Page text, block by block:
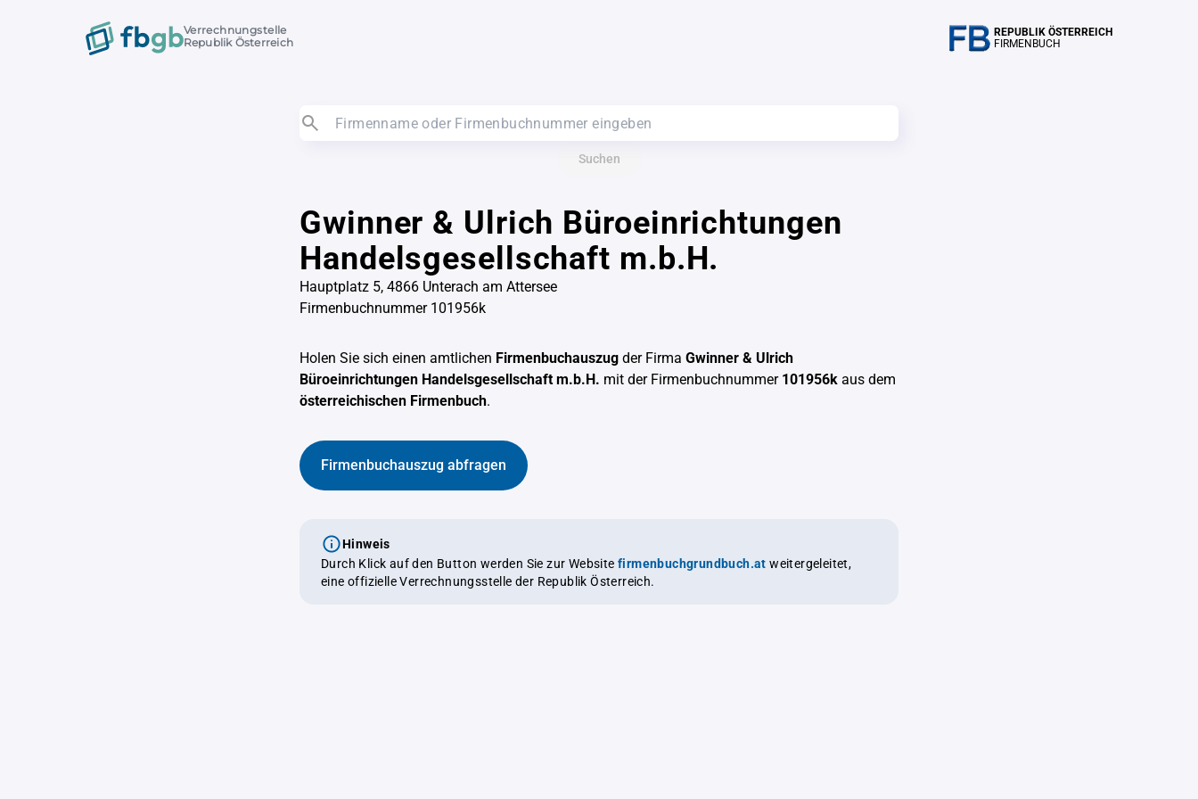
Verrechnungstelle
Republik Österreich
REPUBLIK ÖSTERREICH
FIRMENBUCH
Suchen
Gwinner & Ulrich Büroeinrichtungen
Handelsgesellschaft m.b.H.
Hauptplatz 5, 4866 Unterach am Attersee
Firmenbuchnummer 101956k
Holen Sie sich einen amtlichen Firmenbuchauszug der Firma Gwinner & Ulrich
Büroeinrichtungen Handelsgesellschaft m.b.H. mit der Firmenbuchnummer 101956k aus dem
österreichischen Firmenbuch.
Firmenbuchauszug abfragen
Hinweis
Durch Klick auf den Button werden Sie zur Website firmenbuchgrundbuch.at weitergeleitet,
eine offizielle Verrechnungsstelle der Republik Österreich.